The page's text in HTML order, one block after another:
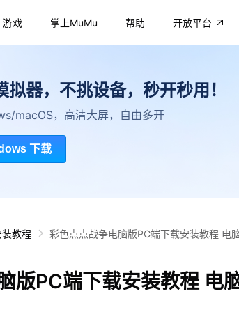
游戏 掌上MuMu 帮助 开放平台
器，不挑设备，秒开秒用！
macOS，高清大屏，自由多开
下载
装教程 彩色点点战争电脑版PC端下载安装教程 电
版PC端下载安装教程 电